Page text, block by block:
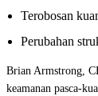
Terobosan
Perubahan
Brian Armstrong,
keamanan pasca-